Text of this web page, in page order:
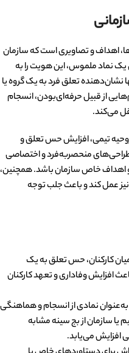
اهداف و تصاویری است که سازمان
یک نماد ملموس، این هویت را به
نشان‌دهنده تعلق فرد به یک گروه یا
از قبیل حرفه‌ای‌بودن، انسجام
می‌کند.
تیمی، افزایش حس تعلق و
منحصربه‌فرد و اختصاصی
اهداف خاص سازمان باشد. همچنین،
نیز عمل کند و باعث جلب توجه
کارکنان، حس تعلق به یک
افزایش وفاداری و تعهد کارکنان
نمادی از انسجام و هماهنگی
سازمان از بج سینه مشابه
افزایش می‌یابد.